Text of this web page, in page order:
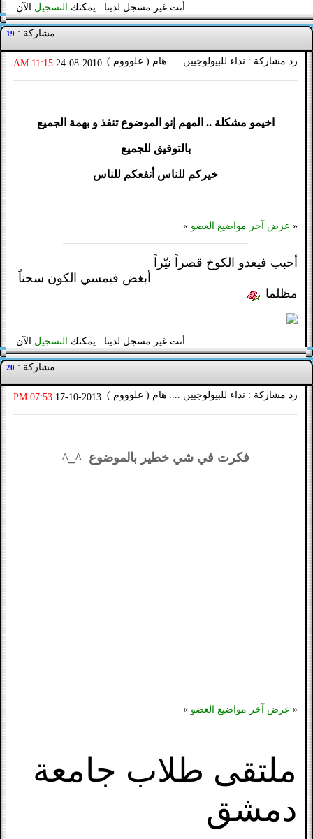
أنت غير مسجل لدينا.. يمكنك التسجيل الآن.
مشاركة : 19
رد مشاركة : نداء للبيولوجيين .... هام ( علوووم ) 24-08-2010
11:15 AM
اخيمو مشكلة .. المهم إنو الموضوع تنفذ و بهمة الجميع
بالتوفيق للجميع
خيركم للناس أنفعكم للناس
« عرض آخر مواضيع العضو »
أحبب فيغدو الكوخ قصراً نيّراً
أبغض فيمسي الكون سجناً
مظلما
أنت غير مسجل لدينا.. يمكنك التسجيل الآن.
مشاركة : 20
رد مشاركة : نداء للبيولوجيين .... هام ( علوووم ) 17-10-2013
07:53 PM
فكرت في شي خطير بالموضوع ^_^
« عرض آخر مواضيع العضو »
ملتقى طلاب جامعة
دمشق